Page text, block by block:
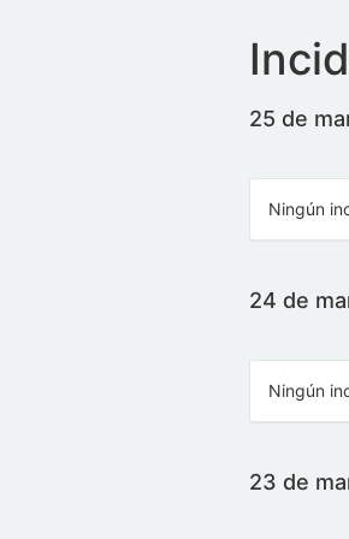
25 de
Ningún
24 de
Ningún
23 de